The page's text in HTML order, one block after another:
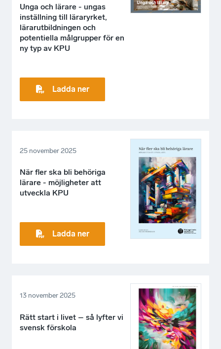
Unga och lärare - ungas
inställning till läraryrket,
lärarutbildningen och
potentiella målgrupper för en
ny typ av KPU
Ladda ner
25 november 2025
När fler ska bli behöriga
lärare - möjligheter att
utveckla KPU
Ladda ner
13 november 2025
Rätt start i livet – så lyfter vi
svensk förskola